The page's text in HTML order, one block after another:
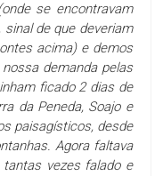
se encontravam
de que deveriam
acima) e demos
demanda pelas
ficado 2 dias de
da Peneda, Soajo e
paisagísticos, desde
Agora faltava
vezes falado e